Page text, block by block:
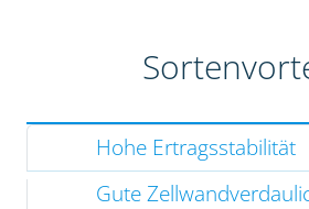
Hohe Ertragsstabilität
Gute